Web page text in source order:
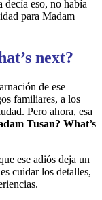
decía eso, no había
para Madam
next?
de ese
familiares, a los
Pero ahora, esa
Tusan? What’s
ese adiós deja un
cuidar los detalles,